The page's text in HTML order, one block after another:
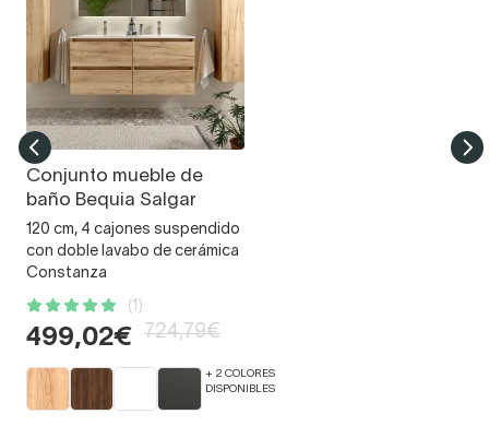
Conjunto mueble de
baño Bequia Salgar
120 cm, 4 cajones suspendido
con doble lavabo de cerámica
Constanza
(1)
499,02€ 724,79€
+ 2 COLORES
DISPONIBLES